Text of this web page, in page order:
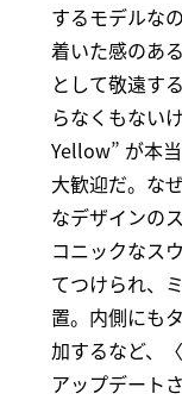
するモデルな
着いた感のあ
として敬遠す
らなくもない
Yellow” が本
大歓迎だ。な
なデザインの
コニックなス
てつけられ、
置。内側にも
加するなど、
アップデート